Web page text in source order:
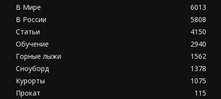
В Мире
6013
В России
5808
Статьи
4150
Обучение
2940
Горные лыжи
1562
Сноуборд
1378
Курорты
1075
Прокат
115